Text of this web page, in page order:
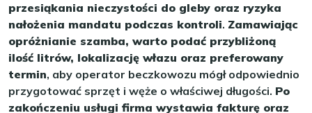
przesiąkania nieczystości do gleby oraz ryzyka
nałożenia mandatu podczas kontroli. Zamawiając
opróżnianie szamba, warto podać przybliżoną
ilość litrów, lokalizację włazu oraz preferowany
termin, aby operator beczkowozu mógł odpowiednio
przygotować sprzęt i węże o właściwej długości. Po
zakończeniu usługi firma wystawia fakturę oraz